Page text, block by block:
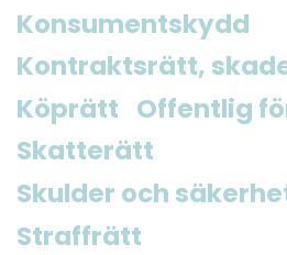
Konsumentskydd
Kontraktsrätt,
Köprätt Offentlig
Skatterätt
Skulder och
Straffrätt